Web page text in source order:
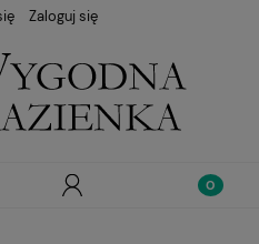
Zaloguj się